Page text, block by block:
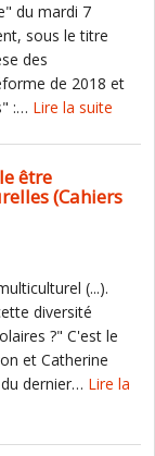
du mardi 7
sous le titre
des
de 2018 et
:… Lire la suite
être
(Cahiers
(...).
diversité
?" C'est le
et Catherine
dernier… Lire la